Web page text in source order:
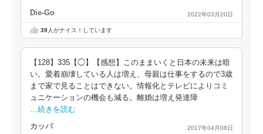
Die-Go 2022年03月20日
39人がナイス！しています
【128】335【◯】【感想】このままいくと日本の未来は暗
い。愛着崩壊している人は増え、母親は仕事をするので3歳
まで家で見ることはできない。情報化とテレビによりコミ
ュニケーションの機会も減る。離婚は増え発達障
…続きを読む
カッパ 2017年04月08日